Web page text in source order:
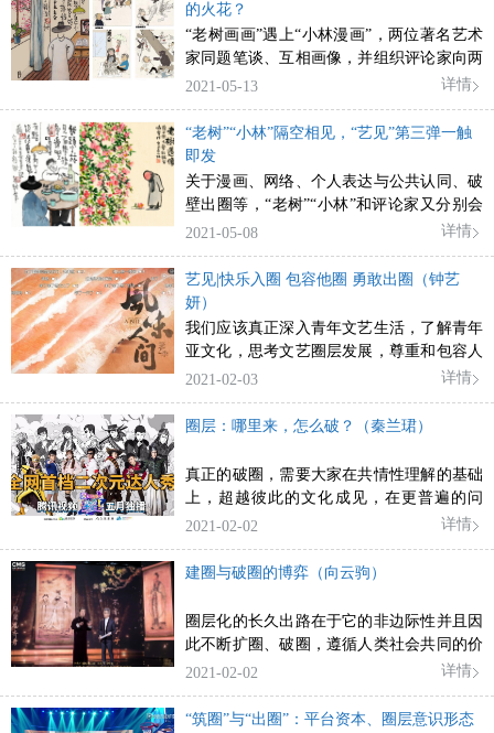
的火花？
“老树画画”遇上“小林漫画”，两位著名艺术
家同题笔谈、互相画像，并组织评论家向两
位艺术家提问并撰写评论文章，共同探讨网
发展建议等，快来围观
2021-05-13 详情
“老树”“小林”隔空相见，“艺见”第三弹一触
即发
关于漫画、网络、个人表达与公共认同、破
壁出圈等，“老树”“小林”和评论家又分别会
有怎样的连珠妙语？请坐等近期“艺见”专
2021-05-08 详情
艺见|快乐入圈 包容他圈 勇敢出圈（钟艺
妍）
我们应该真正深入青年文艺生活，了解青年
亚文化，思考文艺圈层发展，尊重和包容人
们对个性化、差异化、分众化的精神文化需
情与艺术共鸣，在快乐入圈中享受同温圈带
2021-02-03 详情
圈层：哪里来，怎么破？（秦兰珺）
真正的破圈，需要大家在共情性理解的基础
上，超越彼此的文化成见，在更普遍的问
题、经验、关切、目标之上建立共识。
2021-02-02 详情
建圈与破圈的博弈（向云驹）
圈层化的长久出路在于它的非边际性并且因
此不断扩圈、破圈，遵循人类社会共同的价
值观和社会主义核心价值观。
2021-02-02 详情
“筑圈”与“出圈”：平台资本、圈层意识形态